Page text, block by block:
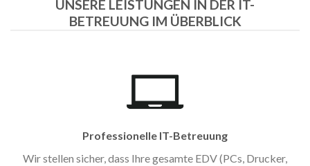
UNSERE LEISTUNGEN IN DER IT-
BETREUUNG IM ÜBERBLICK
Professionelle IT-Betreuung
Wir stellen sicher, dass Ihre gesamte EDV (PCs, Drucker,